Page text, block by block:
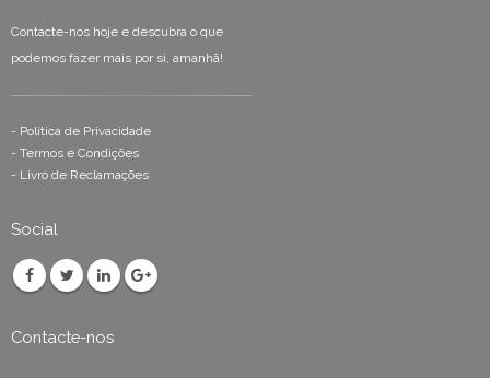
Contacte-nos hoje e descubra o que
podemos fazer mais por si, amanhã!
- Política de Privacidade
- Termos e Condições
- Livro de Reclamações
Social
Contacte-nos